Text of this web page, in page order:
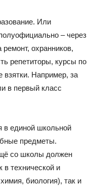
Или
– через
охранников,
репетиторы, курсы по
взятки. Например, за
в первый класс
в единой школьной
предметы.
со школы должен
в технической и
биология), так и